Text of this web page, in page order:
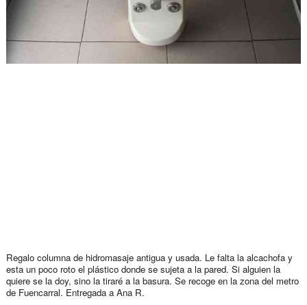
Regalo columna de hidromasaje antigua y usada. Le falta la alcachofa y
esta un poco roto el plástico donde se sujeta a la pared. Si alguien la
quiere se la doy, sino la tiraré a la basura. Se recoge en la zona del metro
de Fuencarral. Entregada a Ana R.